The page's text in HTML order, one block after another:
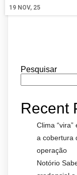
19 NOV, 25
Pesquisar
Recent
Clima
a cobertura
operação
Notório